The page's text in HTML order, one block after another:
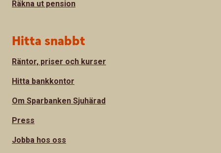
Räkna ut pension
Hitta snabbt
Räntor, priser och kurser
Hitta bankkontor
Om Sparbanken Sjuhärad
Press
Jobba hos oss